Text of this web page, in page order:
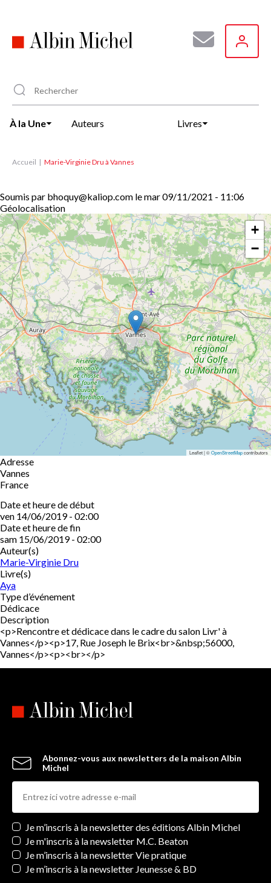
principal
À la Une Auteurs Livres
Accueil Marie-Virginie Dru à Vannes
Soumis par bhoquy@kaliop.com lemar 09/11/2021 - 11:06
Géolocalisation
+
−
Leaflet | ©OpenStreetMapcontributors
Adresse
Vannes
France
Date et heure de début
ven 14/06/2019 - 02:00
Date et heure de fin
sam 15/06/2019 - 02:00
Auteur(s)
Marie-Virginie Dru
Livre(s)
Aya
Type d’événement
Dédicace
Description
<p>Rencontre et dédicace dans le cadre du salon Livr' à
Vannes</p><p>17, Rue Joseph le Brix<br>&nbsp;56000,
Vannes</p><p><br></p>
Abonnez-vous aux newsletters de la maison Albin
Michel
Newsletters
Je m’inscris à la newsletter des éditions Albin Michel
Je m'inscris à la newsletter M.C. Beaton
Je m’inscris à la newsletter Vie pratique
Je m’inscris à la newsletter Jeunesse & BD